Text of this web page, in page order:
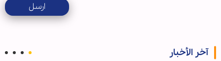
ارسل
آخر الأخبار